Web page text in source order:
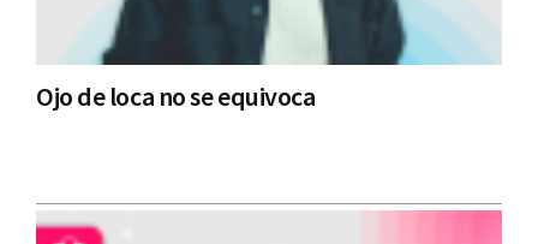
Ojo de loca no se equivoca